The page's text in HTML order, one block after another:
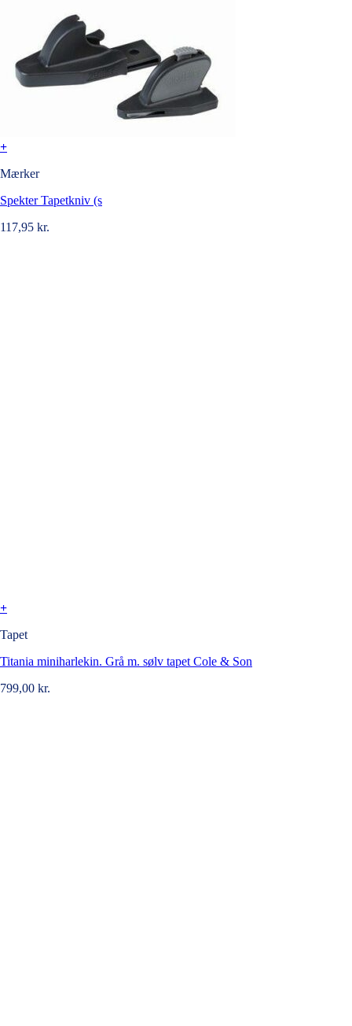
+
Mærker
Spekter Tapetkniv (s
117,95 kr.
+
Tapet
Titania miniharlekin. Grå m. sølv tapet Cole & Son
799,00 kr.